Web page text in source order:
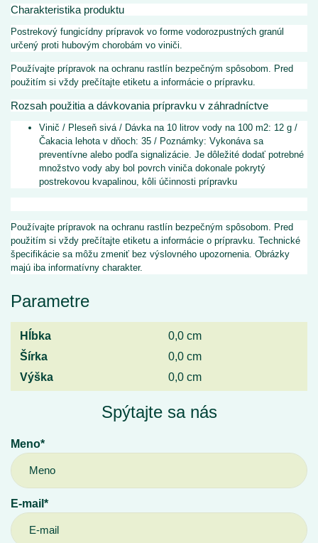
Charakteristika produktu
Postrekový fungicídny prípravok vo forme vodorozpustných granúl
určený proti hubovým chorobám vo viniči.
Používajte prípravok na ochranu rastlín bezpečným spôsobom. Pred
použitím si vždy prečítajte etiketu a informácie o prípravku.
Rozsah použitia a dávkovania prípravku v záhradníctve
Vinič / Pleseň sivá / Dávka na 10 litrov vody na 100 m2: 12 g /
Čakacia lehota v dňoch: 35 / Poznámky: Vykonáva sa
preventívne alebo podľa signalizácie. Je dôležité dodať potrebné
množstvo vody aby bol povrch viniča dokonale pokrytý
postrekovou kvapalinou, kôli účinnosti prípravku
Používajte prípravok na ochranu rastlín bezpečným spôsobom. Pred
použitím si vždy prečítajte etiketu a informácie o prípravku. Technické
špecifikácie sa môžu zmeniť bez výslovného upozornenia. Obrázky
majú iba informatívny charakter.
Parametre
Hĺbka
0,0 cm
Šírka
0,0 cm
Výška
0,0 cm
Spýtajte sa nás
Meno*
E-mail*